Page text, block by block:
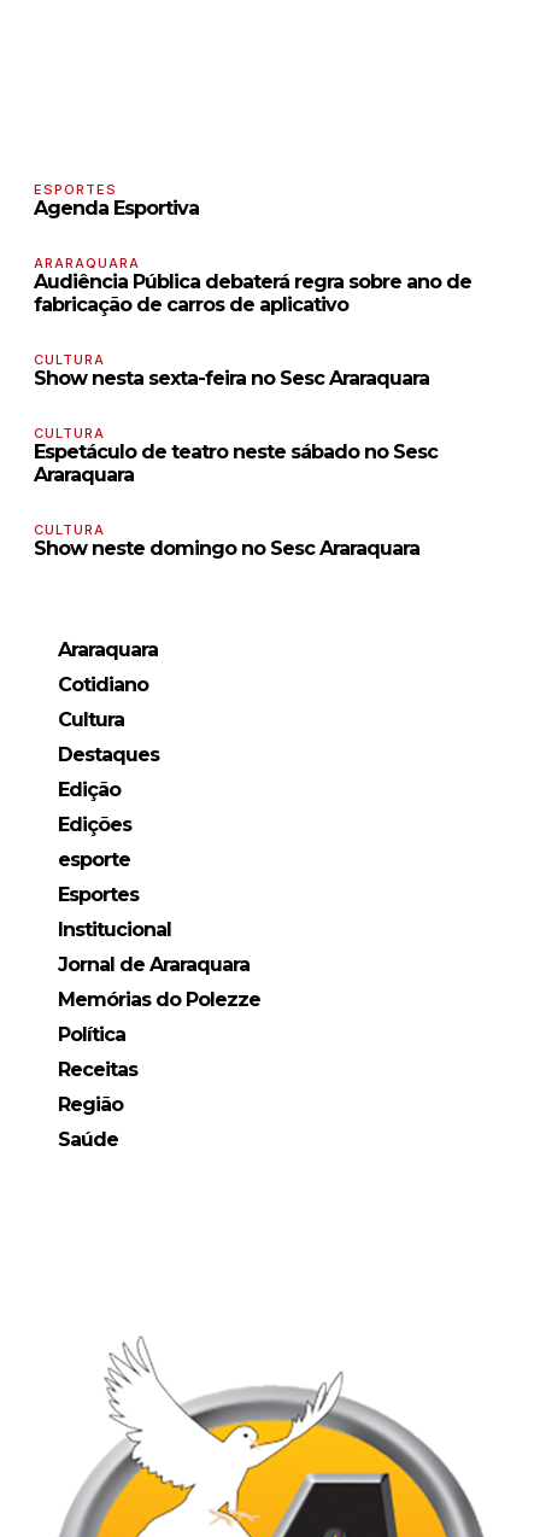
ESPORTES
Agenda Esportiva
ARARAQUARA
Audiência Pública debaterá regra sobre ano de
fabricação de carros de aplicativo
CULTURA
Show nesta sexta-feira no Sesc Araraquara
CULTURA
Espetáculo de teatro neste sábado no Sesc
Araraquara
CULTURA
Show neste domingo no Sesc Araraquara
Araraquara
Cotidiano
Cultura
Destaques
Edição
Edições
esporte
Esportes
Institucional
Jornal de Araraquara
Memórias do Polezze
Política
Receitas
Região
Saúde